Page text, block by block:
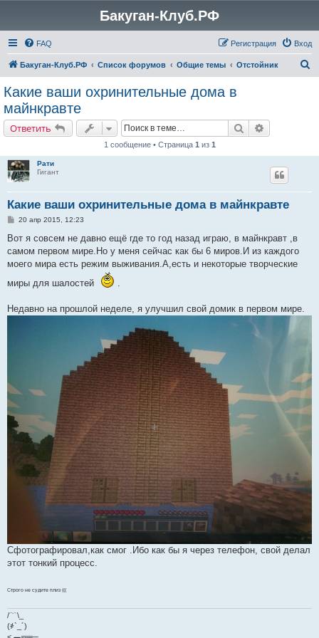
Бакуган-Клуб.РФ
FAQ Вход
Регистрация
Бакуган-Клуб.РФ Список форумов Общие темы Отстойник
Какие ваши охринительные дома в
майнкравте
Ответить Поиск
1 сообщение • Страница 1 из 1
Рати
Гигант
Какие ваши охринительные дома в майнкравте
С
о
щ
е
е
20 апр 2015, 12:23
Вот я совсем не давно ещё где то год назад играю, в майнкравт ,в
самом первом мире.Но у меня сейчас как бы 6 миров.И из каждого
моего мира есть режим выживания.А,есть и некоторые творческие
миры для шалостей
.
Недавно на прошлой неделе, я улучшил свой домик в первом мире.
Сфотографировал,как смог .Ибо как бы я через телефон, свой делал
этот тонкий процесс.
Строго не судите плиз (((
/﹋\_
(҂`_´)